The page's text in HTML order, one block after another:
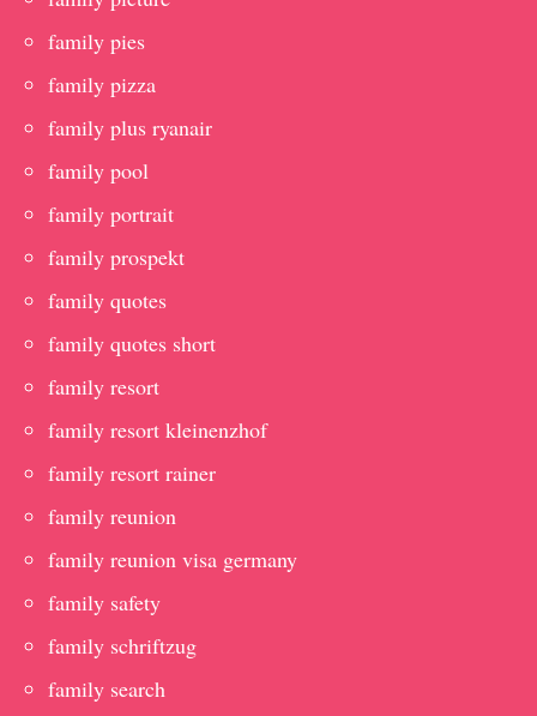
family pies
family pizza
family plus ryanair
family pool
family portrait
family prospekt
family quotes
family quotes short
family resort
family resort kleinenzhof
family resort rainer
family reunion
family reunion visa germany
family safety
family schriftzug
family search